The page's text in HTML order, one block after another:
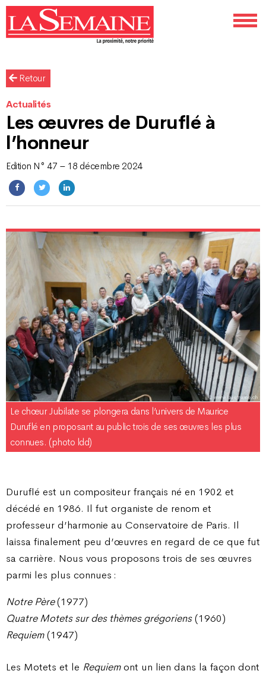
Retour
Actualités
Les œuvres de Duruflé à
l’honneur
Edition N° 47 – 18 décembre 2024
Le chœur Jubilate se plongera dans l’univers de Maurice
Duruflé en proposant au public trois de ses œuvres les plus
connues. (photo ldd)
Duruflé est un compositeur français né en 1902 et
décédé en 1986. Il fut organiste de renom et
professeur d’harmonie au Conservatoire de Paris. Il
laissa finalement peu d’œuvres en regard de ce que fut
sa carrière. Nous vous proposons trois de ses œuvres
parmi les plus connues :
Notre Père(1977)
Quatre Motets sur des thèmes grégoriens(1960)
Requiem(1947)
Les Motets et le Requiemont un lien dans la façon dont